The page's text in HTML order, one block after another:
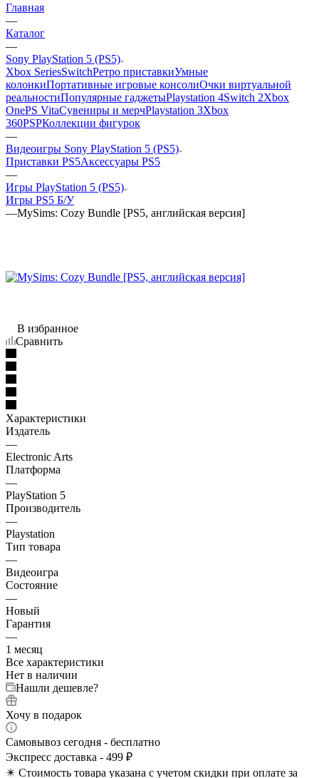
Главная
—
Каталог
—
Sony PlayStation 5 (PS5)
Xbox SeriesSwitchРетро приставкиУмные
колонкиПортативные игровые консолиОчки виртуальной
реальностиПопулярные гаджетыPlaystation 4Switch 2Xbox
OnePS VitaСувениры и мерчPlaystation 3Xbox
360PSPКоллекции фигурок
—
Видеоигры Sony PlayStation 5 (PS5)
Приставки PS5Аксессуары PS5
—
Игры PlayStation 5 (PS5)
Игры PS5 Б/У
—MySims: Cozy Bundle [PS5, английская версия]
В избранное
Сравнить
Характеристики
Издатель
—
Electronic Arts
Платформа
—
PlayStation 5
Производитель
—
Playstation
Тип товара
—
Видеоигра
Состояние
—
Новый
Гарантия
—
1 месяц
Все характеристики
Нет в наличии
Нашли дешевле?
Хочу в подарок
Самовывоз сегодня - бесплатно
Экспресс доставка - 499 ₽
✴️ Стоимость товара указана с учетом скидки при оплате за